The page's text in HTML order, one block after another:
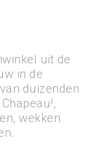
uit de
in de
duizenden
wekken